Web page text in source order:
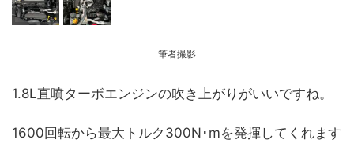
筆者撮影
1.8L直噴ターボエンジンの吹き上がりがいいですね。
1600回転から最大トルク300N･mを発揮してくれます